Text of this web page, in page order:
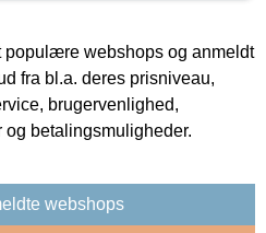
populære webshops og anmeldt
fra bl.a. deres prisniveau,
brugervenlighed,
og betalingsmuligheder.
webshops